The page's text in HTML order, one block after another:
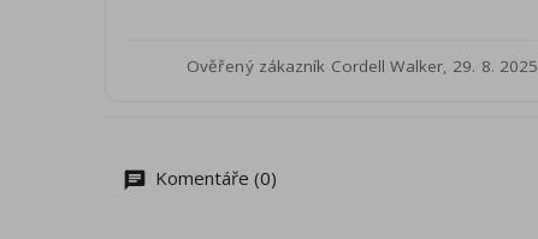
Ověřený zákazník Cordell Walker, 29. 8. 2025
Komentáře (0)